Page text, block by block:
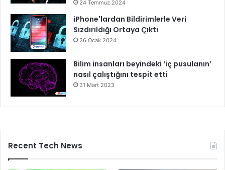
24 Temmuz 2024
iPhone'lardan Bildirimlerle Veri
Sızdırıldığı Ortaya Çıktı
26 Ocak 2024
Bilim insanları beyindeki ‘iç pusulanın’
nasıl çalıştığını tespit etti
31 Mart 2023
Recent Tech News